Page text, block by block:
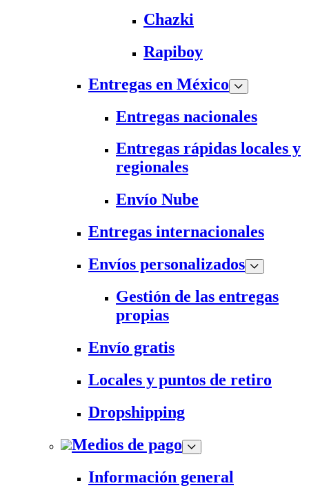
Chazki
Rapiboy
Entregas en México
Entregas nacionales
Entregas rápidas locales y
regionales
Envío Nube
Entregas internacionales
Envíos personalizados
Gestión de las entregas
propias
Envío gratis
Locales y puntos de retiro
Dropshipping
Medios de pago
Información general